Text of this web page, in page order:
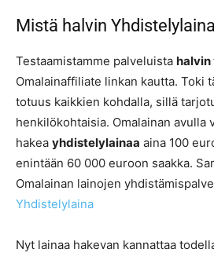
Mistä halvin
Testaamistamme palveluista halvin
Omalainaffiliate linkan kautta. Toki
totuus kaikkien kohdalla, sillä
henkilökohtaisia. Omalainan avulla
hakea yhdistelylainaa aina 100
enintään 60 000 euroon saakka.
Omalainan lainojen
Yhdistelylaina
Nyt lainaa hakevan kannattaa